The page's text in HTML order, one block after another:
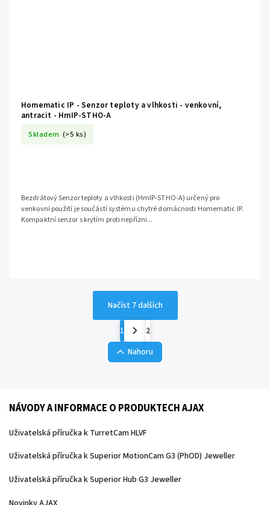
Homematic IP - Senzor teploty a vlhkosti - venkovní,
antracit - HmIP-STHO-A
Skladem (>5 ks)
Bezdrátový Senzor teploty a vlhkosti (HmIP-STHO-A) určený pro
venkovní použití je součástí systému chytré domácnosti Homematic IP.
Kompaktní senzor s krytím proti nepřízni...
Načíst 7 dalších
1
2
Nahoru
NÁVODY A INFORMACE O PRODUKTECH AJAX
Uživatelská příručka k TurretCam HLVF
Uživatelská příručka k Superior MotionCam G3 (PhOD) Jeweller
Uživatelská příručka k Superior Hub G3 Jeweller